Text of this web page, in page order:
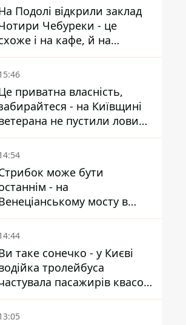
Подолі відкрили заклад
Чебуреки - це
і на кафе, й на
приватна власність,
- на Київщині
не пустили ловити
в озері
може бути
- на
мосту в
встановили
для відчайдухів
таке сонечко - у Києві
тролейбуса
пасажирів квасом
час знеструмлення